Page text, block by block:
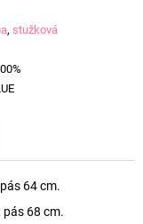
, stužková
64 cm.
68 cm.